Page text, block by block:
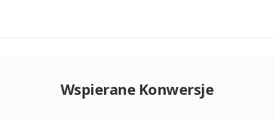
Wspierane Konwersje